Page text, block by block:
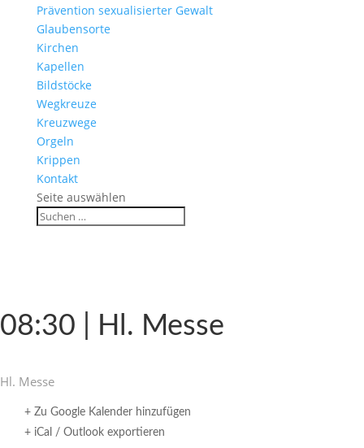
Präven­tion sexua­li­sierter Gewalt
Glau­ben­s­orte
Kirchen
Kapellen
Bild­stöcke
Wegkreuze
Kreuz­wege
Orgeln
Krippen
Kontakt
Seite auswählen
08:30 | Hl. Messe
Hl. Messe
+ Zu Google Kalender hinzufügen
+ iCal / Outlook exportieren